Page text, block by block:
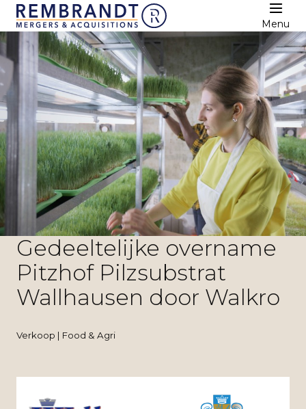
Menu
Gedeeltelijke overname
Pitzhof Pilzsubstrat
Wallhausen door Walkro
Verkoop | Food & Agri